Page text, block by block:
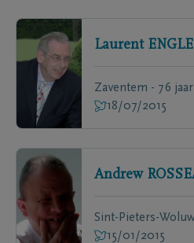
Laurent
Zaventem - 76 jaar
18/07/2015
Andrew
Sint-Pieters-
15/01/2015